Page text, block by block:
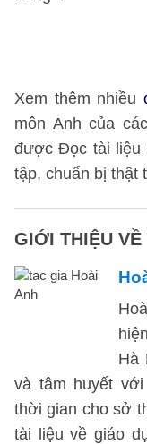
Xem thêm nhiều
môn Anh của
được Đọc tài liệu
tập, chuẩn bị thật
GIỚI THIỆU
Hà
và tâm huyết
thời gian cho sở
tài liệu về giáo